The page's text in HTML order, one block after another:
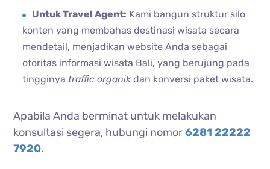
Untuk Travel Agent: Kami bangun struktur silo
konten yang membahas destinasi wisata secara
mendetail, menjadikan website Anda sebagai
otoritas informasi wisata Bali, yang berujung pada
tingginya traffic organik dan konversi paket wisata.
Apabila Anda berminat untuk melakukan
konsultasi segera, hubungi nomor6281 22222
7920.